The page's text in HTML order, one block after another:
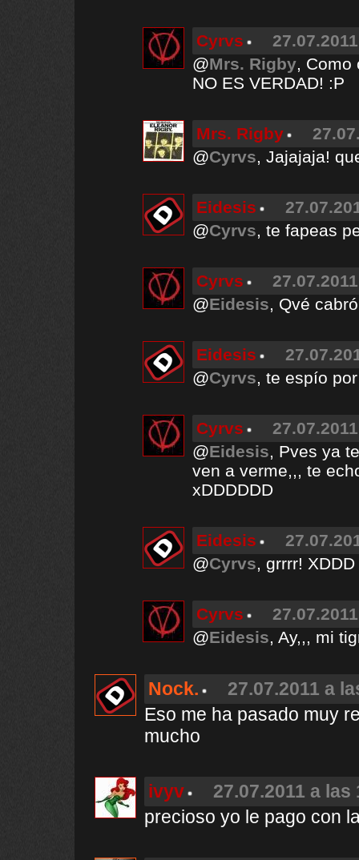
Cyrvs
@Mrs. Rigby, Como
NO ES VERDAD! :P
Mrs. Rigby
@Cyrvs, Jajajaja!
Eidesis
@Cyrvs, te fapeas
Cyrvs
@Eidesis, Qvé
Eidesis
@Cyrvs, te espío
Cyrvs
@Eidesis, Pves ya
ven a verme,,, te
xDDDDDD
Eidesis
@Cyrvs, grrrr! XDDD
Cyrvs
@Eidesis, Ay,,, mi
Nock.
27.07.2011 a
Eso me ha pasado muy
mucho
ivyv
27.07.2011 a las
precioso yo le pago con